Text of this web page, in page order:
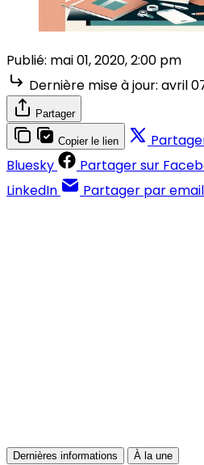
Publié: mai 01, 2020, 2:00 pm
Dernière mise à jour: avril
Partager
Copier le lien
Bluesky
Partager sur
LinkedIn
Partager par email
Dernières informations À la une